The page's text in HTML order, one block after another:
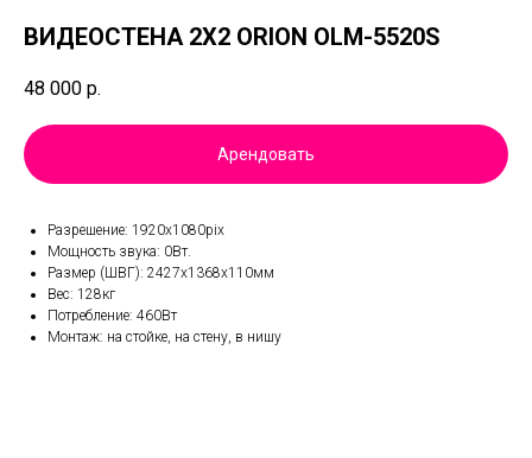
ВИДЕОСТЕНА 2Х2 ORION OLM-5520S
48 000 р.
Арендовать
Разрешение: 1920х1080pix
Мощность звука: 0Вт.
Размер (ШВГ): 2427х1368х110мм
Вес: 128кг
Потребление: 460Вт
Монтаж: на стойке, на стену, в нишу